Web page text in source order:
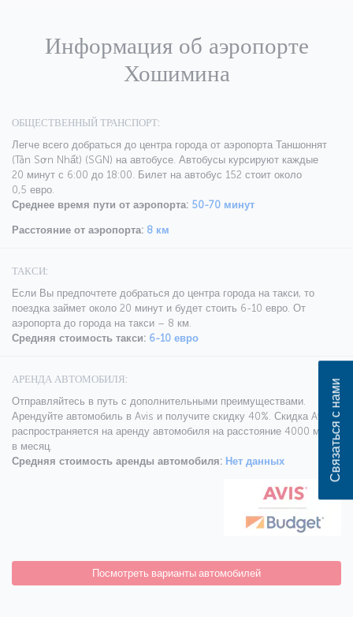
Информация об аэропорте
Хошимина
ОБЩЕСТВЕННЫЙ ТРАНСПОРТ:
Легче всего добраться до центра города от аэропорта Таншоннят
(Tân Sơn Nhất) (SGN) на автобусе. Автобусы курсируют каждые
20 минут с 6:00 до 18:00. Билет на автобус 152 стоит около
0,5 евро.
Среднее время пути от аэропорта: 50-70 минут
Расстояние от аэропорта: 8 км
ТАКСИ:
Если Вы предпочтете добраться до центра города на такси, то
поездка займет около 20 минут и будет стоить 6-10 евро. От
аэропорта до города на такси – 8 км.
Средняя стоимость такси: 6-10 евро
АРЕНДА АВТОМОБИЛЯ:
Отправляйтесь в путь с дополнительными преимуществами.
Арендуйте автомобиль в Avis и получите скидку 40%. Скидка Avis
распространяется на аренду автомобиля на расстояние 4000 миль
в месяц.
Средняя стоимость аренды автомобиля: Нет данных
Посмотреть варианты автомобилей
Связаться с нами